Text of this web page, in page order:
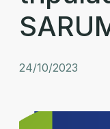
24/10/2023